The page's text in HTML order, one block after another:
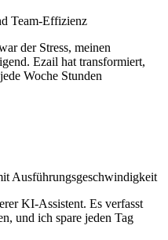
Team-Effizienz
der Stress, meinen
Ezail hat transformiert,
Woche Stunden
Ausführungsgeschwindigkeit
KI-Assistent. Es verfasst
und ich spare jeden Tag